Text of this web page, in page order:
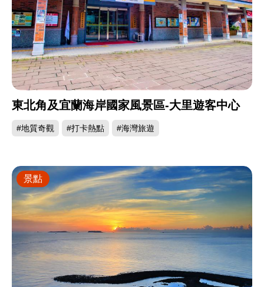
東北角及宜蘭海岸國家風景區-大里遊客中心
#地質奇觀 #打卡熱點 #海灣旅遊
景點